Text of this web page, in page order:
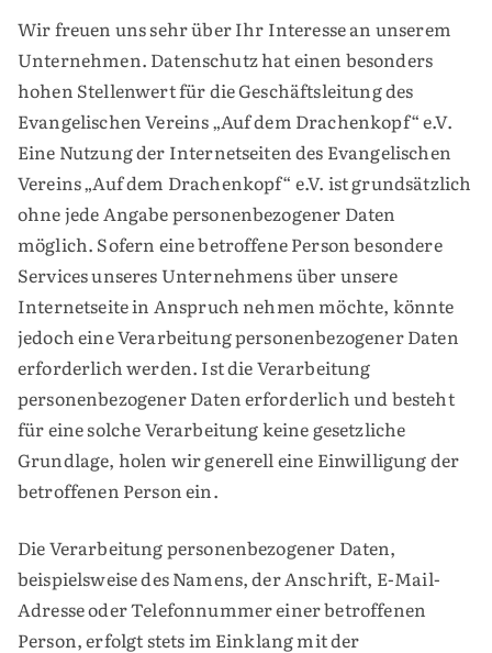
Wir freuen uns sehr über Ihr Interesse an unserem
Unternehmen. Datenschutz hat einen besonders
hohen Stellenwert für die Geschäftsleitung des
Evangelischen Vereins „Auf dem Drachenkopf“ e.V.
Eine Nutzung der Internetseiten des Evangelischen
Vereins „Auf dem Drachenkopf“ e.V. ist grundsätzlich
ohne jede Angabe personenbezogener Daten
möglich. Sofern eine betroffene Person besondere
Services unseres Unternehmens über unsere
Internetseite in Anspruch nehmen möchte, könnte
jedoch eine Verarbeitung personenbezogener Daten
erforderlich werden. Ist die Verarbeitung
personenbezogener Daten erforderlich und besteht
für eine solche Verarbeitung keine gesetzliche
Grundlage, holen wir generell eine Einwilligung der
betroffenen Person ein.
Die Verarbeitung personenbezogener Daten,
beispielsweise des Namens, der Anschrift, E-Mail-
Adresse oder Telefonnummer einer betroffenen
Person, erfolgt stets im Einklang mit der